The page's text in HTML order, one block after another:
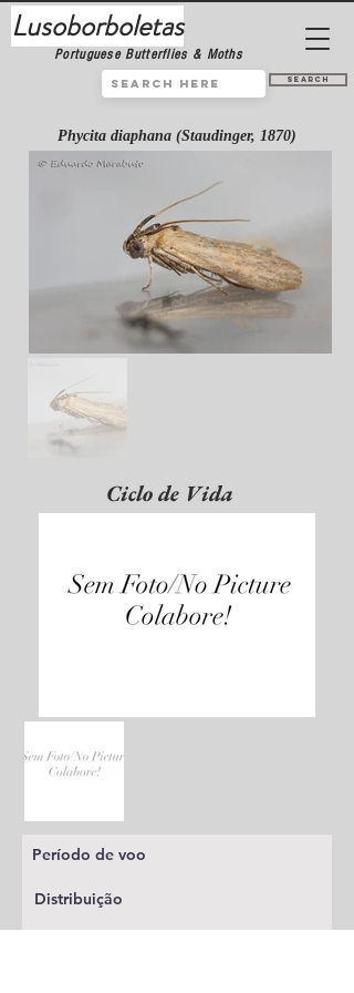
Lusoborboletas
Portuguese Butterflies & Moths
Search
Phycita diaphana (Staudinger, 1870)
Ciclo de Vida
Período de voo
Distribuição